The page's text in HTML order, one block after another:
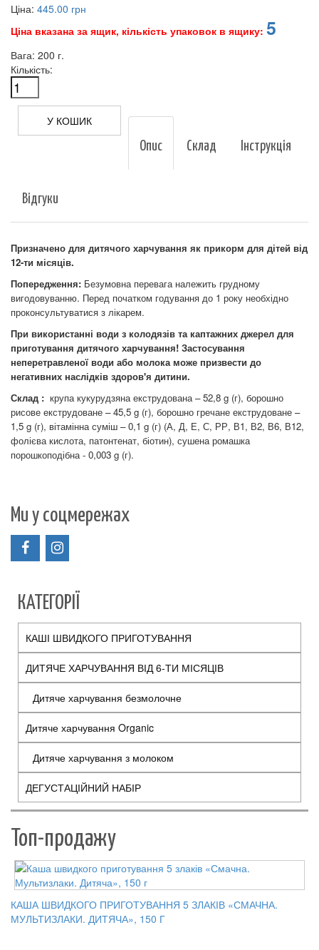
Ціна: 445.00 грн
Ціна вказана за ящик, кількість упаковок в ящику: 5
Вага: 200 г.
Кількість:
Опис Склад Інструкція
Відгуки
Призначено для дитячого харчування як прикорм для дітей від
12-ти місяців.
Попередження: Безумовна перевага належить грудному
вигодовуванню. Перед початком годування до 1 року необхідно
проконсультуватися з лікарем.
При використанні води з колодязів та каптажних джерел для
приготування дитячого харчування! Застосування
неперетравленої води або молока може призвести до
негативних наслідків здоров'я дитини.
Склад : крупа кукурудзяна екструдована – 52,8 g (г), борошно
рисове екструдоване – 45,5 g (г), борошно гречане екструдоване –
1,5 g (г), вітамінна суміш – 0,1 g (г) (А, Д, Е, С, РР, В1, В2, В6, В12,
фолієва кислота, патонтенат, біотин), сушена ромашка
порошкоподібна - 0,003 g (г).
Ми у соцмережах
КАТЕГОРІЇ
КАШІ ШВИДКОГО ПРИГОТУВАННЯ
ДИТЯЧЕ ХАРЧУВАННЯ ВІД 6-ТИ МІСЯЦІВ
Дитяче харчування безмолочне
Дитяче харчування Organic
Дитяче харчування з молоком
ДЕГУСТАЦІЙНИЙ НАБІР
Toп-продажу
КАША ШВИДКОГО ПРИГОТУВАННЯ 5 ЗЛАКІВ «СМАЧНА.
МУЛЬТИЗЛАКИ. ДИТЯЧА», 150 Г